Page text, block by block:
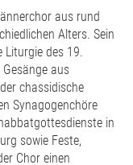
aus rund
Alters. Sein
Liturgie des 19.
aus
chassidische
Synagogenchöre
in
sowie Feste,
Chor einen